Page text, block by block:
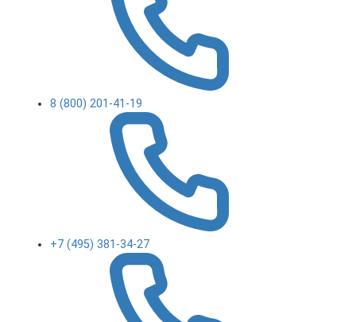
8 (800) 201-41-19
+7 (495) 381-34-27